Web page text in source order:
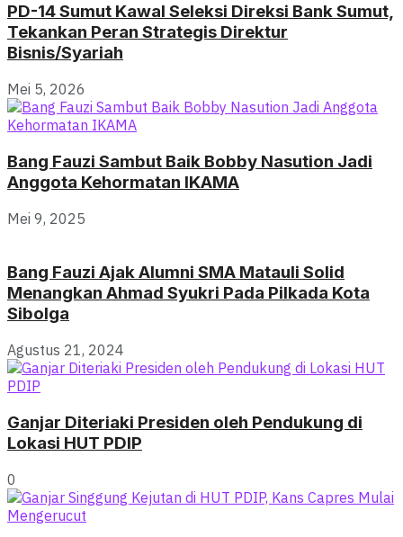
PD-14 Sumut Kawal Seleksi Direksi Bank Sumut,
Tekankan Peran Strategis Direktur
Bisnis/Syariah
Mei 5, 2026
Bang Fauzi Sambut Baik Bobby Nasution Jadi
Anggota Kehormatan IKAMA
Mei 9, 2025
Bang Fauzi Ajak Alumni SMA Matauli Solid
Menangkan Ahmad Syukri Pada Pilkada Kota
Sibolga
Agustus 21, 2024
Ganjar Diteriaki Presiden oleh Pendukung di
Lokasi HUT PDIP
0